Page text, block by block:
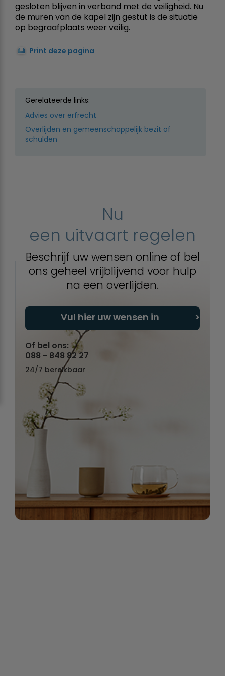
gesloten blijven in verband met de veiligheid. Nu
de muren van de kapel zijn gestut is de situatie
op begraafplaats weer veilig.
Print deze pagina
Gerelateerde links:
Advies over erfrecht
Overlijden en gemeenschappelijk bezit of
schulden
Nu
een uitvaart regelen
Beschrijf uw wensen online of bel
ons geheel vrijblijvend voor hulp
na een overlijden.
Vul hier uw wensen in
Of bel ons:
088 - 848 82 27
24/7 bereikbaar